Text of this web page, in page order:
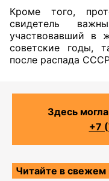
Кроме того,
свидетель
участвовавший в
советские годы,
после распада
Здесь
+7
Читайте в свежем